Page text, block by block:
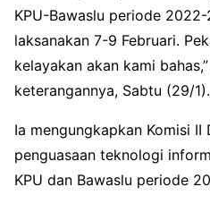
KPU-Bawaslu periode
laksanakan 7-9 Februari.
kelayakan akan kami
keterangannya, Sabtu (29/1).
Ia mengungkapkan Komisi II
penguasaan teknologi
KPU dan Bawaslu periode